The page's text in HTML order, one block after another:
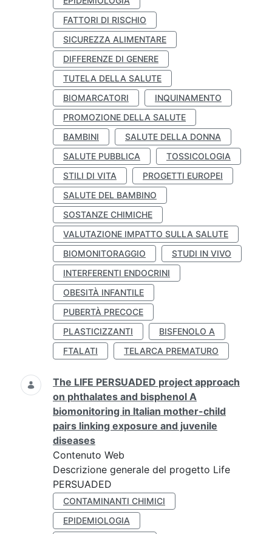
FATTORI DI RISCHIO
SICUREZZA ALIMENTARE
DIFFERENZE DI GENERE
TUTELA DELLA SALUTE
BIOMARCATORI
INQUINAMENTO
PROMOZIONE DELLA SALUTE
BAMBINI
SALUTE DELLA DONNA
SALUTE PUBBLICA
TOSSICOLOGIA
STILI DI VITA
PROGETTI EUROPEI
SALUTE DEL BAMBINO
SOSTANZE CHIMICHE
VALUTAZIONE IMPATTO SULLA SALUTE
BIOMONITORAGGIO
STUDI IN VIVO
INTERFERENTI ENDOCRINI
OBESITÀ INFANTILE
PUBERTÀ PRECOCE
PLASTICIZZANTI
BISFENOLO A
FTALATI
TELARCA PREMATURO
The LIFE PERSUADED project approach
on phthalates and bisphenol A
biomonitoring in Italian mother-child
pairs linking exposure and juvenile
diseases
Contenuto Web
Descrizione generale del progetto Life
PERSUADED
CONTAMINANTI CHIMICI
EPIDEMIOLOGIA